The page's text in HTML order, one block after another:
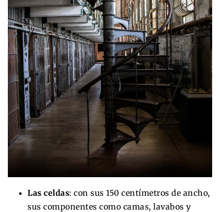
Las celdas: con sus 150 centímetros de ancho,
sus componentes como camas, lavabos y